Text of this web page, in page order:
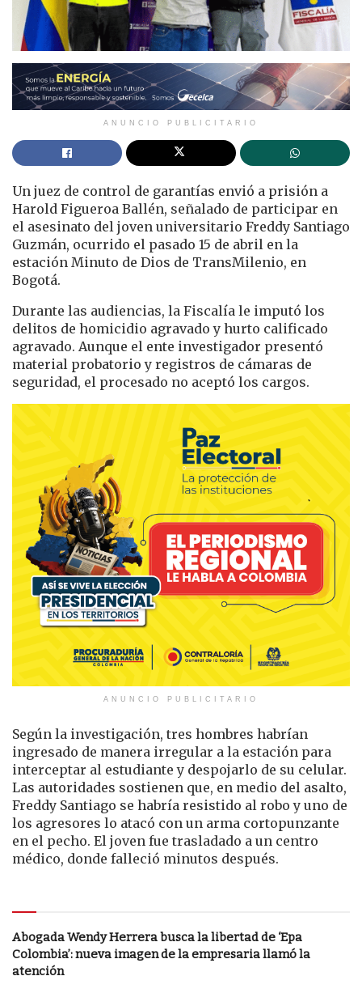
ANUNCIO PUBLICITARIO
Un juez de control de garantías envió a prisión a
Harold Figueroa Ballén, señalado de participar en
el asesinato del joven universitario Freddy Santiago
Guzmán, ocurrido el pasado 15 de abril en la
estación Minuto de Dios de TransMilenio, en
Bogotá.
Durante las audiencias, la Fiscalía le imputó los
delitos de homicidio agravado y hurto calificado
agravado. Aunque el ente investigador presentó
material probatorio y registros de cámaras de
seguridad, el procesado no aceptó los cargos.
ANUNCIO PUBLICITARIO
Según la investigación, tres hombres habrían
ingresado de manera irregular a la estación para
interceptar al estudiante y despojarlo de su celular.
Las autoridades sostienen que, en medio del asalto,
Freddy Santiago se habría resistido al robo y uno de
los agresores lo atacó con un arma cortopunzante
en el pecho. El joven fue trasladado a un centro
médico, donde falleció minutos después.
Abogada Wendy Herrera busca la libertad de ‘Epa
Colombia’: nueva imagen de la empresaria llamó la
atención